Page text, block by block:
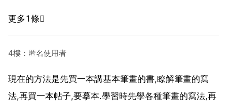
更多1條
4樓：匿名使用者
現在的方法是先買一本講基本筆畫的書,瞭解筆畫的寫
法,再買一本帖子,要摹本.學習時先學各種筆畫的寫法,再